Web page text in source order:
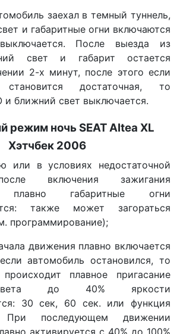
заехал в темный туннель,
и габаритные огни включаются
После выезда из
свет и габарит остается
2-х минут, после этого если
становится достаточная, то
и ближний свет выключается.
режим ночь SEAT Altea XL
Хэтчбек 2006
в условиях недостаточной
включения зажигания
плавно габаритные огни
также может загораться
программирование);
движения плавно включается
автомобиль остановился, то
плавное пригасание
до 40% яркости
30 сек, 60 сек. или функция
При последующем движении
активируется с 40% до 100%